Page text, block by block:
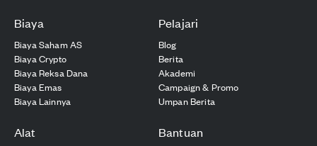
Biaya
Biaya Saham AS
Biaya Crypto
Biaya Reksa Dana
Biaya Emas
Biaya Lainnya
Pelajari
Blog
Berita
Akademi
Campaign & Promo
Umpan Berita
Alat Bantuan